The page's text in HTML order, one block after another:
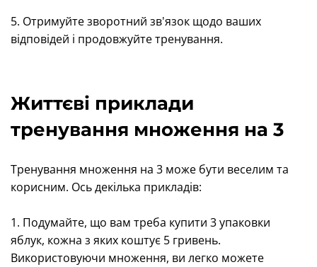
5. Отримуйте зворотний зв'язок щодо ваших
відповідей і продовжуйте тренування.
Життєві приклади
тренування множення на 3
Тренування множення на 3 може бути веселим та
корисним. Ось декілька прикладів:
1. Подумайте, що вам треба купити 3 упаковки
яблук, кожна з яких коштує 5 гривень.
Використовуючи множення, ви легко можете